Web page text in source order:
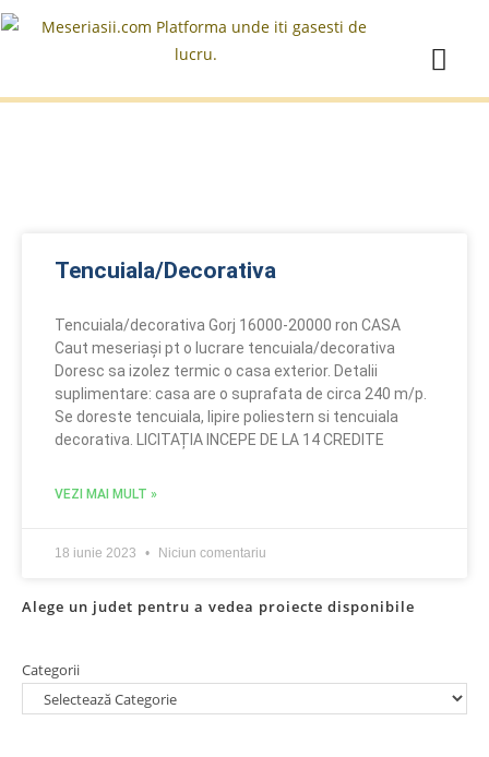
Tencuiala/Decorativa
Tencuiala/decorativa Gorj 16000-20000 ron CASA
Caut meseriași pt o lucrare tencuiala/decorativa
Doresc sa izolez termic o casa exterior. Detalii
suplimentare: casa are o suprafata de circa 240 m/p.
Se doreste tencuiala, lipire poliestern si tencuiala
decorativa. LICITAȚIA INCEPE DE LA 14 CREDITE
VEZI MAI MULT »
18 iunie 2023 Niciun comentariu
Alege un judet pentru a vedea proiecte disponibile
Categorii